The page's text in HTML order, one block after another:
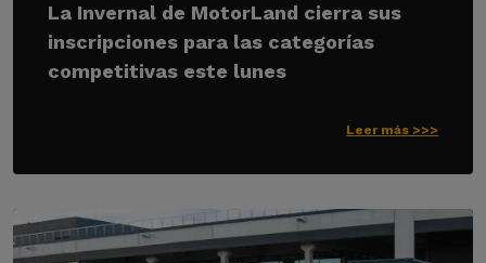
La Invernal de MotorLand cierra sus
inscripciones para las categorías
competitivas este lunes
Leer más >>>